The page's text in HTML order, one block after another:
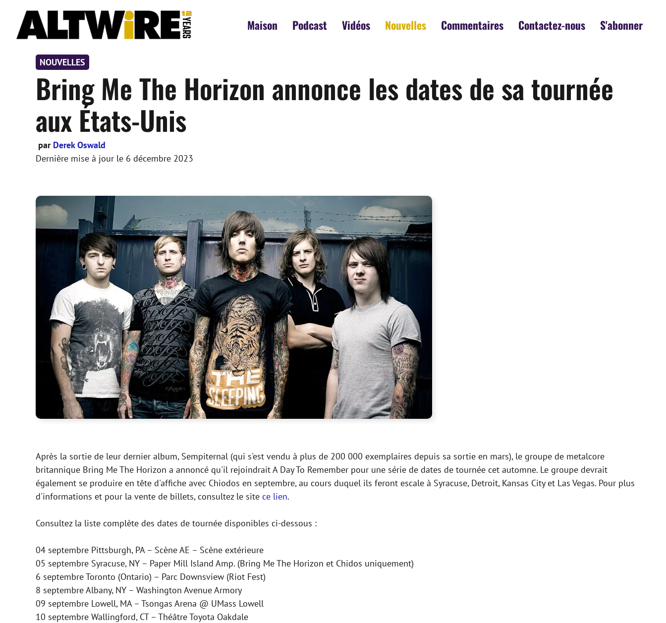
contenu
Maison Podcast Vidéos Nouvelles Commentaires Contactez-nous S'abonner
NOUVELLES
Bring Me The Horizon annonce les dates de sa tournée
aux États-Unis
par Derek Oswald
Dernière mise à jour le 6 décembre 2023
Après la sortie de leur dernier album, Sempiternal (qui s'est vendu à plus de 200 000 exemplaires depuis sa sortie en mars), le groupe de metalcore
britannique Bring Me The Horizon a annoncé qu'il rejoindrait A Day To Remember pour une série de dates de tournée cet automne. Le groupe devrait
également se produire en tête d'affiche avec Chiodos en septembre, au cours duquel ils feront escale à Syracuse, Detroit, Kansas City et Las Vegas. Pour plus
d'informations et pour la vente de billets, consultez le site ce lien.
Consultez la liste complète des dates de tournée disponibles ci-dessous :
04 septembre Pittsburgh, PA – Scène AE – Scène extérieure
05 septembre Syracuse, NY – Paper Mill Island Amp. (Bring Me The Horizon et Chidos uniquement)
6 septembre Toronto (Ontario) – Parc Downsview (Riot Fest)
8 septembre Albany, NY – Washington Avenue Armory
09 septembre Lowell, MA – Tsongas Arena @ UMass Lowell
10 septembre Wallingford, CT – Théâtre Toyota Oakdale